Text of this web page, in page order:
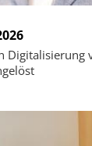
Digitalisierung